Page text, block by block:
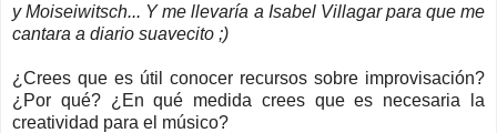
y Moiseiwitsch... Y me llevaría a Isabel Villagar para que me
cantara a diario suavecito ;)
¿Crees que es útil conocer recursos sobre improvisación?
¿Por qué? ¿En qué medida crees que es necesaria la
creatividad para el músico?